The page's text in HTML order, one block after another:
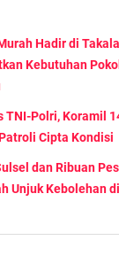
Hadir di
Kebutuhan
TNI-Polri, Koramil
Cipta Kondisi
dan Ribuan
Unjuk Kebolehan